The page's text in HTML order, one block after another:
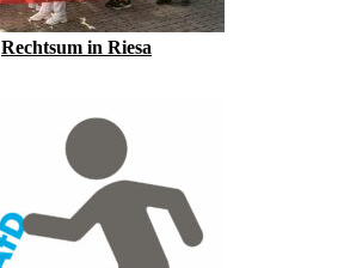
Rechtsum in Riesa